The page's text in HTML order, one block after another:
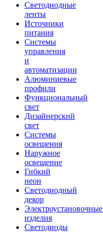
Светодиодные
ленты
Источники
питания
Системы
управления
и
автоматизации
Алюминиевые
профили
Функциональный
свет
Дизайнерский
свет
Системы
освещения
Наружное
освещение
Гибкий
неон
Светодиодный
декор
Электроустановочные
изделия
Светодиоды